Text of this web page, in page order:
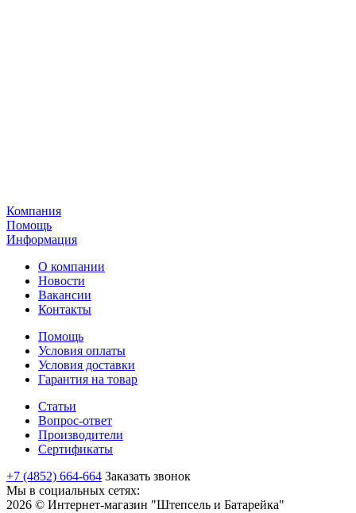
Компания
Помощь
Информация
О компании
Новости
Вакансии
Контакты
Помощь
Условия оплаты
Условия доставки
Гарантия на товар
Статьи
Вопрос-ответ
Производители
Сертификаты
+7 (4852) 664-664 Заказать звонок
Мы в социальных сетях:
2026 © Интернет-магазин "Штепсель и Батарейка"